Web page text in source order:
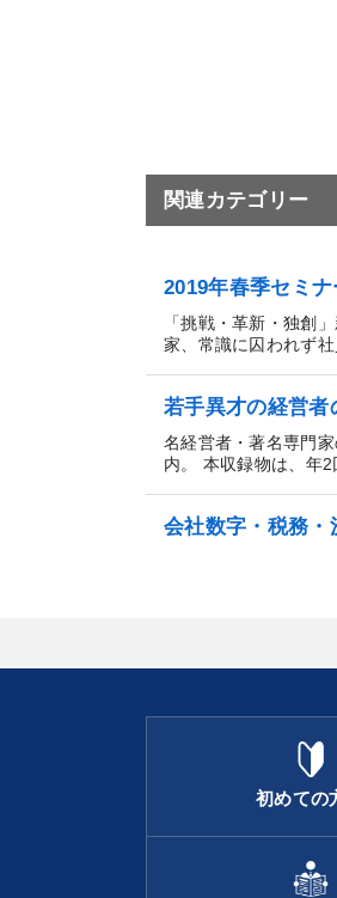
関連カテゴリー
2019年春季セミ
「挑戦・革新・独創
家、常識に囚われず
若手異才の経営者
名経営者・著名専門
内。 本収録物は、年
会社数字・税務・
初めての